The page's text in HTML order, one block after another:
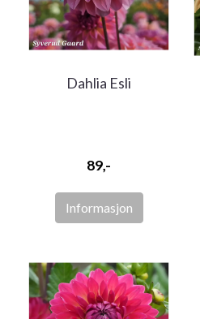
Dahlia Esli
89,-
Informasjon